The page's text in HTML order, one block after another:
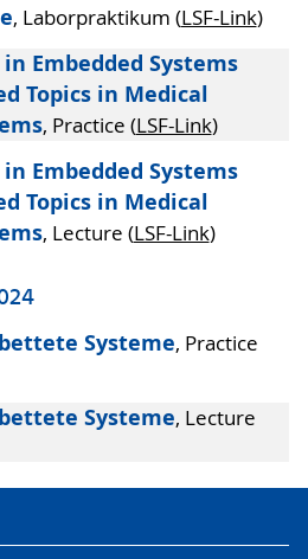
, Laborpraktikum (LSF-Link)
Embedded Systems
Topics in Medical
, Practice (LSF-Link)
Embedded Systems
Topics in Medical
, Lecture (LSF-Link)
Systeme, Practice
Systeme, Lecture